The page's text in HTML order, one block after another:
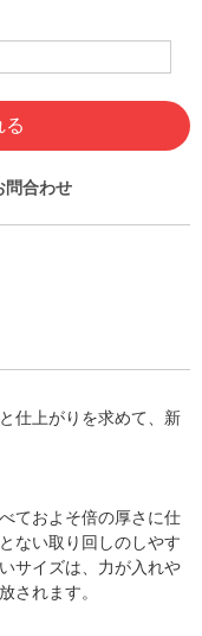
る
問合わせ
仕上がりを求めて、新
ておよそ倍の厚さに仕
ない取り回しのしやす
サイズは、力が入れや
されます。